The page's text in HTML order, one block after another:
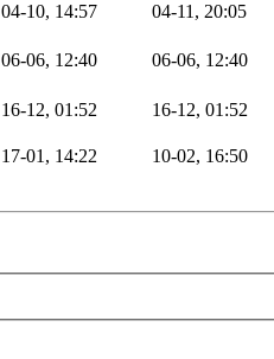
04-10, 14:57 04-11, 20:05
06-06, 12:40 06-06, 12:40
16-12, 01:52 16-12, 01:52
17-01, 14:22 10-02, 16:50